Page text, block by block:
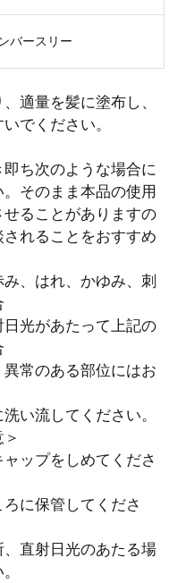
バースリー
適量を髪に塗布し、
でください。
ち次のような場合に
そのまま本品の使用
ることがありますの
れることをおすすめ
み、はれ、かゆみ、刺
日光があたって上記の
常のある部位にはお
い流してください。
ップをしめてくださ
に保管してくださ
直射日光のあたる場